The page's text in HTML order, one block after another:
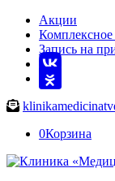
Акции
Комплексное
Запись на
0Корзина